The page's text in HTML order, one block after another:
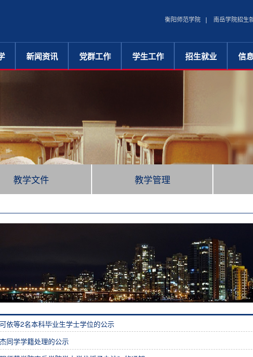
衡阳师范学院 | 南岳学院招生
新闻资讯 党群工作 学生工作
心理导航
学生资助
在线咨询
招生就业 信
下
教学文件 教学管理
依等2名本科毕业生学士学位的公示
同学学籍处理的公示